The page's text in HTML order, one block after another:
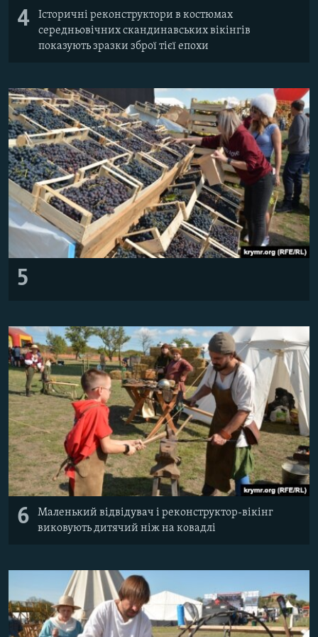
4
Історичні реконструктори в костюмах
середньовічних скандинавських вікінгів
показують зразки зброї тієї епохи
5
6
Маленький відвідувач і реконструктор-вікінг
виковують дитячий ніж на ковадлі